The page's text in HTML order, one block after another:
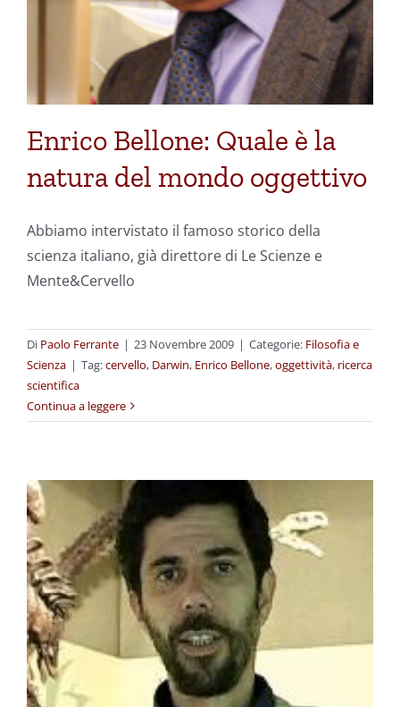
Enrico Bellone: Quale è la
natura del mondo oggettivo
Abbiamo intervistato il famoso storico della
scienza italiano, già direttore di Le Scienze e
Mente&Cervello
Di Paolo Ferrante | 23 Novembre 2009 | Categorie: Filosofia e
Scienza | Tag:cervello, Darwin, Enrico Bellone,oggettività, ricerca
scientifica
Continua a leggere